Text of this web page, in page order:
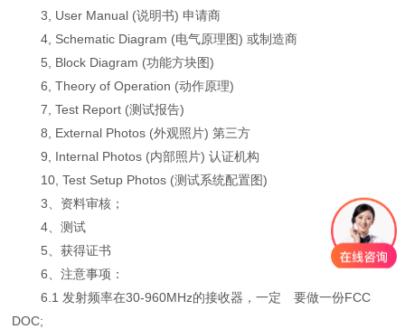
3, User Manual (说明书) 申请商
4, Schematic Diagram (电气原理图) 或制造商
5, Block Diagram (功能方块图)
6, Theory of Operation (动作原理)
7, Test Report (测试报告)
8, External Photos (外观照片) 第三方
9, Internal Photos (内部照片) 认证机构
10, Test Setup Photos (测试系统配置图)
3、资料审核；
4、测试
5、获得证书
6、注意事项：
6.1 发射频率在30-960MHz的接收器，一定 要做一份FCC
DOC;